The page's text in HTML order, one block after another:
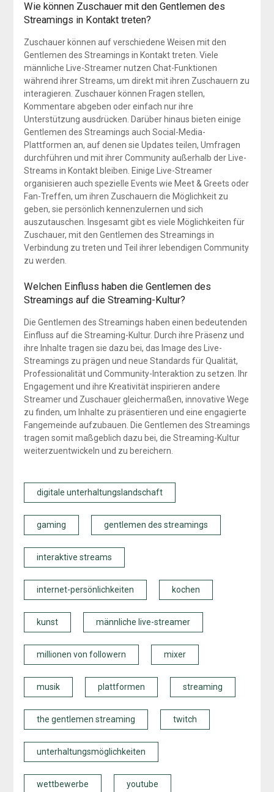
Wie können Zuschauer mit den Gentlemen des
Streamings in Kontakt treten?
Zuschauer können auf verschiedene Weisen mit den
Gentlemen des Streamings in Kontakt treten. Viele
männliche Live-Streamer nutzen Chat-Funktionen
während ihrer Streams, um direkt mit ihren Zuschauern zu
interagieren. Zuschauer können Fragen stellen,
Kommentare abgeben oder einfach nur ihre
Unterstützung ausdrücken. Darüber hinaus bieten einige
Gentlemen des Streamings auch Social-Media-
Plattformen an, auf denen sie Updates teilen, Umfragen
durchführen und mit ihrer Community außerhalb der Live-
Streams in Kontakt bleiben. Einige Live-Streamer
organisieren auch spezielle Events wie Meet & Greets oder
Fan-Treffen, um ihren Zuschauern die Möglichkeit zu
geben, sie persönlich kennenzulernen und sich
auszutauschen. Insgesamt gibt es viele Möglichkeiten für
Zuschauer, mit den Gentlemen des Streamings in
Verbindung zu treten und Teil ihrer lebendigen Community
zu werden.
Welchen Einfluss haben die Gentlemen des
Streamings auf die Streaming-Kultur?
Die Gentlemen des Streamings haben einen bedeutenden
Einfluss auf die Streaming-Kultur. Durch ihre Präsenz und
ihre Inhalte tragen sie dazu bei, das Image des Live-
Streamings zu prägen und neue Standards für Qualität,
Professionalität und Community-Interaktion zu setzen. Ihr
Engagement und ihre Kreativität inspirieren andere
Streamer und Zuschauer gleichermaßen, innovative Wege
zu finden, um Inhalte zu präsentieren und eine engagierte
Fangemeinde aufzubauen. Die Gentlemen des Streamings
tragen somit maßgeblich dazu bei, die Streaming-Kultur
weiterzuentwickeln und zu bereichern.
digitale unterhaltungslandschaft
gaming gentlemen des streamings
interaktive streams
internet-persönlichkeiten kochen
kunst männliche live-streamer
millionen von followern mixer
musik plattformen streaming
the gentlemen streaming twitch
unterhaltungsmöglichkeiten
wettbewerbe youtube